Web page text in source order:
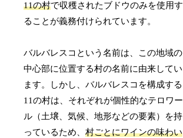
11の村で収穫されたブドウのみを使用す
ることが義務付けられています。
バルバレスコという名前は、この地域の
中心部に位置する村の名前に由来してい
ます。しかし、バルバレスコを構成する
11の村は、それぞれが個性的なテロワー
ル（土壌、気候、地形などの要素）を持
っているため、村ごとにワインの味わい